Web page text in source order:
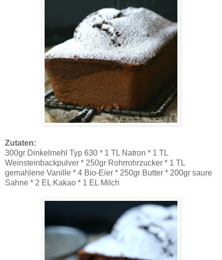
Zutaten:
300gr Dinkelmehl Typ 630 * 1 TL Natron * 1 TL
Weinsteinbackpulver * 250gr Rohrrohrzucker * 1 TL
gemahlene Vanille * 4 Bio-Eier * 250gr Butter * 200gr saure
Sahne * 2 EL Kakao * 1 EL Milch